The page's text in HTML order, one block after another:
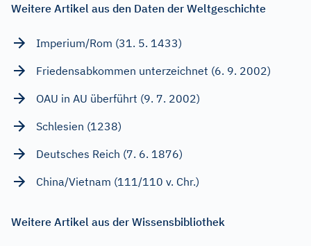
Weitere Artikel aus den Daten der Weltgeschichte
Imperium/Rom (31. 5. 1433)
Friedensabkommen unterzeichnet (6. 9. 2002)
OAU in AU überführt (9. 7. 2002)
Schlesien (1238)
Deutsches Reich (7. 6. 1876)
China/Vietnam (111/110 v. Chr.)
Weitere Artikel aus der Wissensbibliothek